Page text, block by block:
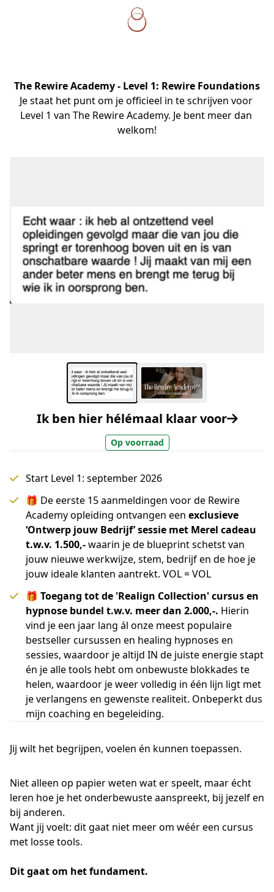
The Rewire Academy - Level 1: Rewire Foundations
Je staat het punt om je officieel in te schrijven voor
Level 1 van The Rewire Academy. Je bent meer dan
welkom!
Ik ben hier hélémaal klaar voor
Op voorraad
Start Level 1: september 2026
🎁 De eerste 15 aanmeldingen voor de Rewire
Academy opleiding ontvangen een exclusieve
‘Ontwerp jouw Bedrijf’ sessie met Merel cadeau
t.w.v. 1.500,-waarin je de blueprint schetst van
jouw nieuwe werkwijze, stem, bedrijf en de hoe je
jouw ideale klanten aantrekt. VOL = VOL
🎁 Toegang tot de 'Realign Collection' cursus en
hypnose bundel t.w.v. meer dan 2.000,-. Hierin
vind je een jaar lang ál onze meest populaire
bestseller cursussen en healing hypnoses en
sessies, waardoor je altijd IN de juiste energie stapt
én je alle tools hebt om onbewuste blokkades te
helen, waardoor je weer volledig in één lijn ligt met
je verlangens en gewenste realiteit. Onbeperkt dus
mijn coaching en begeleiding.
Jij wilt het begrijpen, voelen én kunnen toepassen.
Niet alleen op papier weten wat er speelt, maar écht
leren hoe je het onderbewuste aanspreekt, bij jezelf en
bij anderen.
Want jij voelt: dit gaat niet meer om wéér een cursus
met losse tools.
Dit gaat om het fundament.